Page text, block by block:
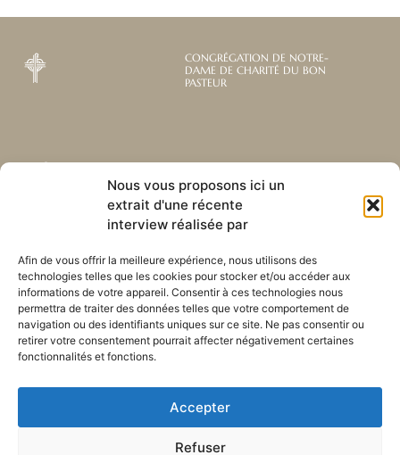
Nous vous proposons ici un
extrait d'une récente
interview réalisée par
Afin de vous offrir la meilleure expérience, nous utilisons des
technologies telles que les cookies pour stocker et/ou accéder aux
informations de votre appareil. Consentir à ces technologies nous
permettra de traiter des données telles que votre comportement de
navigation ou des identifiants uniques sur ce site. Ne pas consentir ou
retirer votre consentement pourrait affecter négativement certaines
fonctionnalités et fonctions.
Accepter
Refuser
CONGRÉGATION DE NOTRE-
DAME DE CHARITÉ DU BON
PASTEUR
Abonnez-vous à notre
newsletter mensuelle
Recevez les dernières nouvelles
nos ministères à travers le monde.
S'ABONNER
Liens utiles
Envoyez-nous votre
Plan du site